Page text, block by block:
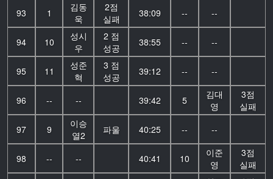
93 1
김동
욱
2점
실패
38:09 -- --
94 10
성시
우
2 점
성공
38:55 -- --
95 11
성준
혁
3 점
성공
39:12 -- --
96 -- -- 39:42 5
김대
영
3점
실패
97
9
이승
열2
파울 40:25 -- --
98 -- -- 40:41 10
이준
영
3점
실패